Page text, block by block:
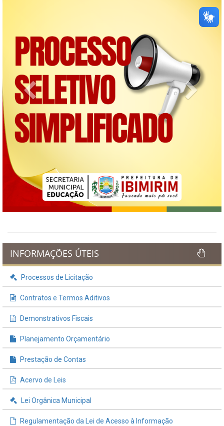
Previous Next
INFORMAÇÕES ÚTEIS
Processos de Licitação
Contratos e Termos Aditivos
Demonstrativos Fiscais
Planejamento Orçamentário
Prestação de Contas
Acervo de Leis
Lei Orgânica Municipal
Regulamentação da Lei de Acesso à Informação